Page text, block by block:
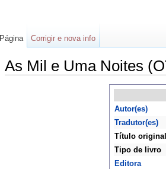
As Mil e Uma Noites
Autor(es)
Tradutor(es)
Título original
Tipo de livro
Editora
Página Corrigir e nova info